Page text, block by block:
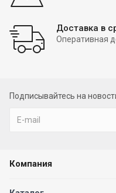
Доставка в
Оперативная
Подписывайтесь на
Компания